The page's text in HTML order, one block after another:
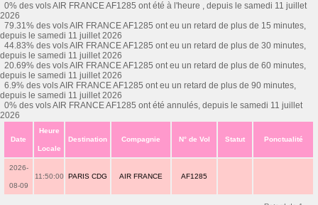
0% des vols AIR FRANCE AF1285 ont été à l'heure , depuis le samedi 11 juillet
2026
79.31% des vols AIR FRANCE AF1285 ont eu un retard de plus de 15 minutes,
depuis le samedi 11 juillet 2026
44.83% des vols AIR FRANCE AF1285 ont eu un retard de plus de 30 minutes,
depuis le samedi 11 juillet 2026
20.69% des vols AIR FRANCE AF1285 ont eu un retard de plus de 60 minutes,
depuis le samedi 11 juillet 2026
6.9% des vols AIR FRANCE AF1285 ont eu un retard de plus de 90 minutes,
depuis le samedi 11 juillet 2026
0% des vols AIR FRANCE AF1285 ont été annulés, depuis le samedi 11 juillet
2026
Date
Heure
Locale
Destination Compagnie N° de Vol Statut Ponctualité
2026-
08-09
11:50:00 PARIS CDG AIR FRANCE AF1285